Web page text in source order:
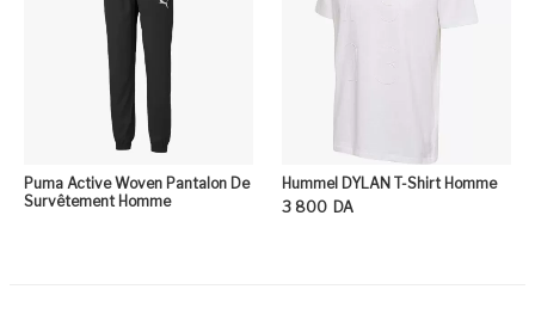
Puma Active Woven Pantalon De
Survêtement Homme
Hummel DYLAN T-Shirt Homme
3 800 DA